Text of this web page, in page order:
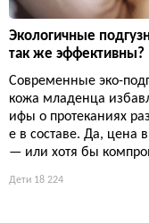
Экологичные
так же эффективны?
Современные эко-
кожа младенца
ифы о протеканиях
е в составе. Да, цена
— или хотя бы
Дети 18 224